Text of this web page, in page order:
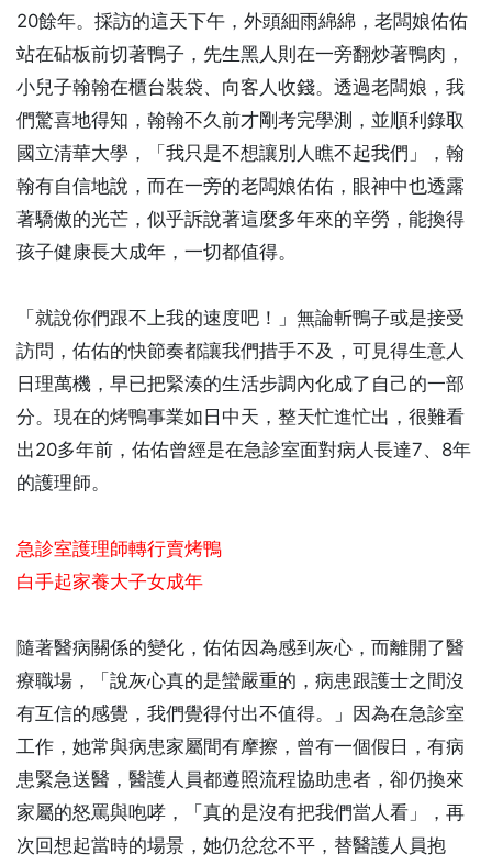
20餘年。採訪的這天下午，外頭細雨綿綿，老闆娘佑佑
站在砧板前切著鴨子，先生黑人則在一旁翻炒著鴨肉，
小兒子翰翰在櫃台裝袋、向客人收錢。透過老闆娘，我
們驚喜地得知，翰翰不久前才剛考完學測，並順利錄取
國立清華大學，「我只是不想讓別人瞧不起我們」，翰
翰有自信地說，而在一旁的老闆娘佑佑，眼神中也透露
著驕傲的光芒，似乎訴說著這麼多年來的辛勞，能換得
孩子健康長大成年，一切都值得。
「就說你們跟不上我的速度吧！」無論斬鴨子或是接受
訪問，佑佑的快節奏都讓我們措手不及，可見得生意人
日理萬機，早已把緊湊的生活步調內化成了自己的一部
分。現在的烤鴨事業如日中天，整天忙進忙出，很難看
出20多年前，佑佑曾經是在急診室面對病人長達7、8年
的護理師。
急診室護理師轉行賣烤鴨
白手起家養大子女成年
隨著醫病關係的變化，佑佑因為感到灰心，而離開了醫
療職場，「說灰心真的是蠻嚴重的，病患跟護士之間沒
有互信的感覺，我們覺得付出不值得。」因為在急診室
工作，她常與病患家屬間有摩擦，曾有一個假日，有病
患緊急送醫，醫護人員都遵照流程協助患者，卻仍換來
家屬的怒罵與咆哮，「真的是沒有把我們當人看」，再
次回想起當時的場景，她仍忿忿不平，替醫護人員抱